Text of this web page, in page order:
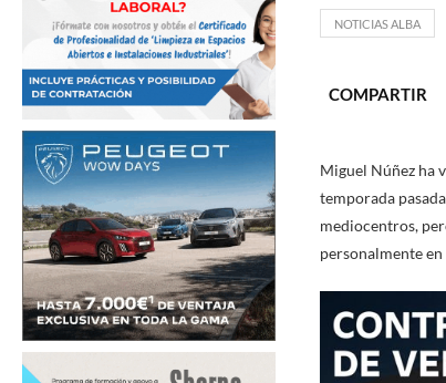
NOTICIAS ALBA
COMPARTIR
Miguel Núñez ha
temporada
mediocentros,
personalmente